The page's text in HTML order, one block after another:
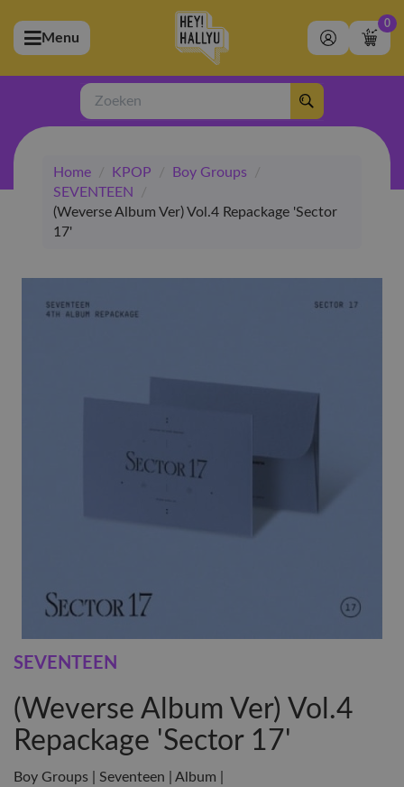
(Artiesten)
(Merchandise)
(Exclusive)
(Winkel)
Menu
0
Zoeken
Home / KPOP / Boy Groups
/
SEVENTEEN
/
(Weverse Album Ver) Vol.4 Repackage 'Sector
17'
SEVENTEEN
(Weverse Album Ver) Vol.4
Repackage 'Sector 17'
Boy Groups | Seventeen | Album |